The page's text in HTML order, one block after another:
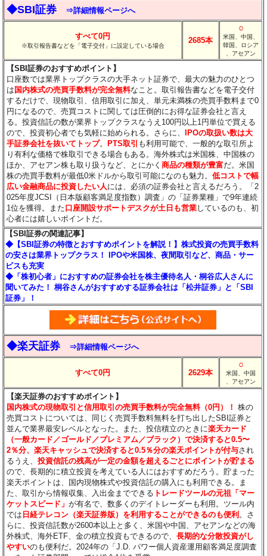
◆SBI証券 ⇒詳細情報ページへ
すべて0円
※取引報告書などを「電子交付」に設定している場合
2685本
○
米国、中国、
韓国、ロシア
、アセアン
【SBI証券のおすすめポイント】
口座数では業界トップクラスの大手ネット証券で、最大の魅力のひとつ
は 国内株式の売買手数料が完全無料なこと。取引報告書などを電子交付
するだけで、現物取引、信用取引に加え、単元未満株の売買手数料まで0
円になるので、売買コストに関しては圧倒的にお得な証券会社と言え
る。投資信託の数が業界トップクラスなうえ100円以上1円単位で買える
ので、投資初心者でも気軽に始められる。さらに、
IPOの取扱い数は大
手証券会社を抜いてトップ。 PTS取引 も利用可能で、一般的な取引所よ
り有利な価格で株取引できる場合もある。海外株式は米国株、中国株の
ほか、アセアン株も取り扱うなど、とにかく商品の種類が豊富だ。米国
株の売買手数料が最低0米ドルから取引可能になのも魅力。低コストで幅
広い金融商品に投資したい人には、必須の証券会社と言えるだろう。「2
025年度JCSI（日本版顧客満足度指数）調査」の「証券業種」で9年連続
1位を獲得。また口座開設サポートデスクが土日も営業しているのも、初
心者には嬉しいポイントだ。
【SBI証券の関連記事】
◆【SBI証券の特徴とおすすめポイントを解説！】株式投資の売買手数料
の安さは業界トップクラス！ IPOや米国株、夜間取引など、商品・サー
ビスも充実
◆「株初心者」におすすめの証券会社を株主優待名人・桐谷広人さんに
聞いてみた！ 桐谷さんがおすすめする証券会社は「松井証券」と「SBI
証券」！
◆楽天証券 ⇒詳細情報ページへ
すべて0円 2629本
○
米国、中国
、アセアン
【楽天証券のおすすめポイント】
国内株式の現物取引と信用取引の売買手数料が完全無料（0円）！ 株の
売買コストについては、同じく売買手数料無料を打ち出したSBI証券と
並んで業界最安レベルとなった。また、投信積立のときに楽天カード
（一般カード／ゴールド／プレミアム／ブラック）で決済すると0.5〜
2％分、楽天キャッシュで決済すると0.5％分の楽天ポイントが付与され
るうえ、投資信託の残高が一定の金額を超えるごとにポイントが貯まる
ので、長期的に積立投資を考えている人にはおすすめだろう。貯まった
楽天ポイントは、国内現物株式や投資信託の購入にも利用できる。ま
た、取引から情報収集、入出金までできる トレードツールの元祖「マー
ケットスピード」が有名で、数多くのデイトレーダーも利用。ツール内
では 日経テレコン（楽天証券版）を利用することができるのも便利 。さ
らに、投資信託数が2600本以上と多く、米国や中国、アセアンなどの海
外株式、海外ETF、金の積立投資もできるので、長期的な分散投資がし
やすいのも便利だ。2024年の「J.D. パワー個人資産運用顧客満足度調査